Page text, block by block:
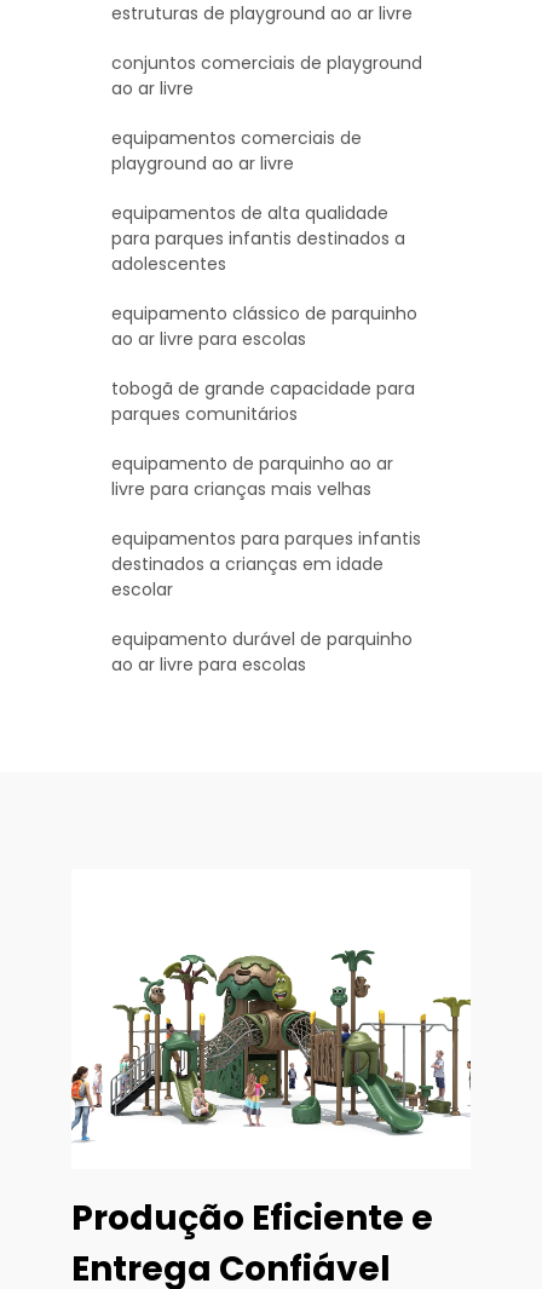
estruturas de playground ao ar livre
conjuntos comerciais de playground
ao ar livre
equipamentos comerciais de
playground ao ar livre
equipamentos de alta qualidade
para parques infantis destinados a
adolescentes
equipamento clássico de parquinho
ao ar livre para escolas
tobogã de grande capacidade para
parques comunitários
equipamento de parquinho ao ar
livre para crianças mais velhas
equipamentos para parques infantis
destinados a crianças em idade
escolar
equipamento durável de parquinho
ao ar livre para escolas
Produção Eficiente e
Entrega Confiável